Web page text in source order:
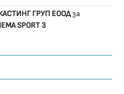
ГРУП ЕООДза
SPORT 3